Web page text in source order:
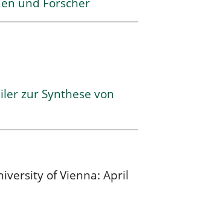
zur Synthese von
of Vienna: April